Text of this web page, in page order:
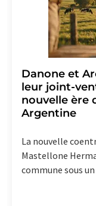
Danone et
leur joint-
nouvelle ère
Argentine
La nouvelle
Mastellone
commune sous